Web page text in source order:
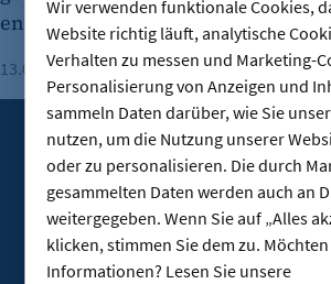
Wir verwenden funktionale Cookies,
Website richtig läuft, analytische
Verhalten zu messen und Marketing-
Personalisierung von Anzeigen und
sammeln Daten darüber, wie Sie
nutzen, um die Nutzung unserer
oder zu personalisieren. Die durch
gesammelten Daten werden auch an
weitergegeben. Wenn Sie auf „Alles
klicken, stimmen Sie dem zu.
Informationen? Lesen Sie unsere
engagieren.
13.07.2026 Lesezeit: 1 Minute
Mut zum Umdenken: Warum Führung